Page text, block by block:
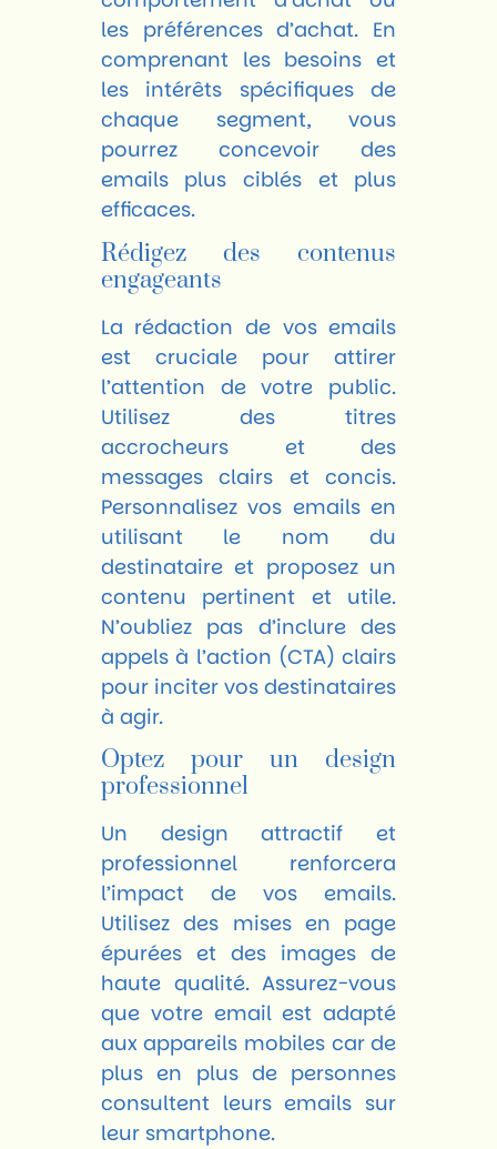
les préférences d’achat. En
comprenant les besoins et
les intérêts spécifiques de
chaque segment, vous
pourrez concevoir des
emails plus ciblés et plus
efficaces.
Rédigez des contenus
engageants
La rédaction de vos emails
est cruciale pour attirer
l’attention de votre public.
Utilisez des titres
accrocheurs et des
messages clairs et concis.
Personnalisez vos emails en
utilisant le nom du
destinataire et proposez un
contenu pertinent et utile.
N’oubliez pas d’inclure des
appels à l’action (CTA) clairs
pour inciter vos destinataires
à agir.
Optez pour un design
professionnel
Un design attractif et
professionnel renforcera
l’impact de vos emails.
Utilisez des mises en page
épurées et des images de
haute qualité. Assurez-vous
que votre email est adapté
aux appareils mobiles car de
plus en plus de personnes
consultent leurs emails sur
leur smartphone.